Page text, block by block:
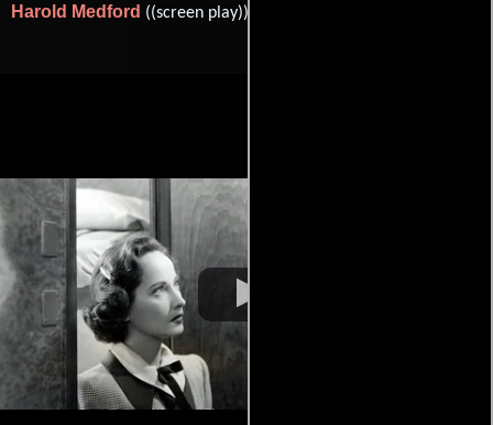
Harold Medford ((screen play)) y